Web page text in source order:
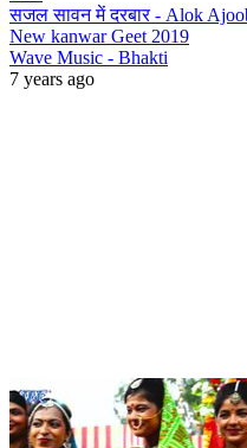
सजल सावन में दरबार - Alok
New kanwar Geet 2019
Wave Music - Bhakti
7 years ago